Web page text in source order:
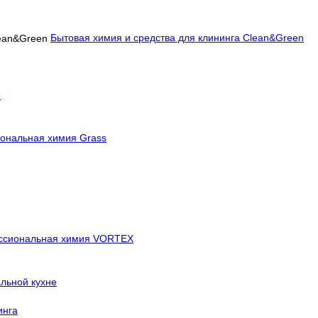
Бытовая химия и средства для клининга Clean&Green
химия Grass
химия VORTEX
кухне